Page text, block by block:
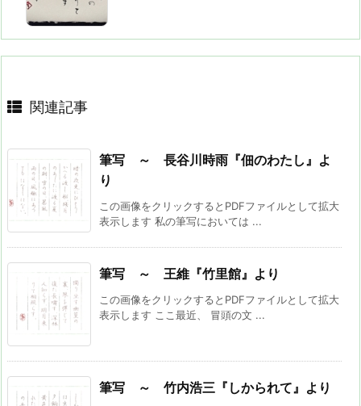
関連記事
筆写 ～ 長谷川時雨『佃のわたし』よ
り
この画像をクリックするとPDFファイルとして拡大
表示します 私の筆写においては ...
筆写 ～ 王維『竹里館』より
この画像をクリックするとPDFファイルとして拡大
表示します ここ最近、 冒頭の文 ...
筆写 ～ 竹内浩三『しかられて』より